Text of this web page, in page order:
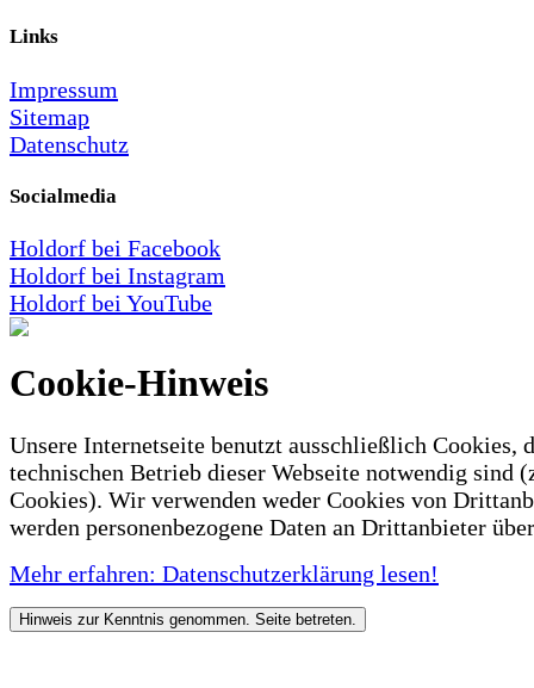
Links
Impressum
Sitemap
Datenschutz
Socialmedia
Holdorf bei Facebook
Holdorf bei Instagram
Holdorf bei YouTube
Cookie-Hinweis
Unsere Internetseite benutzt ausschließlich Cookies,
technischen Betrieb dieser Webseite notwendig sind
Cookies). Wir verwenden weder Cookies von
werden personenbezogene Daten an Drittanbieter
Mehr erfahren: Datenschutzerklärung lesen!
Hinweis zur Kenntnis genommen. Seite betreten.